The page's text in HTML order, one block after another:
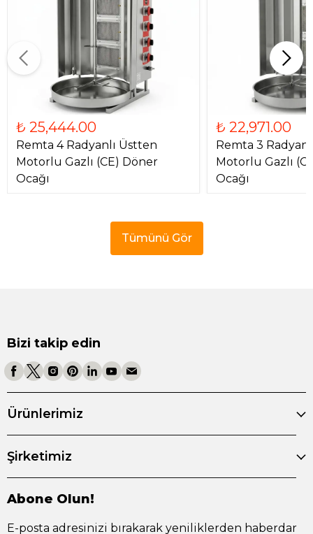
₺ 25,444.00
Remta 4 Radyanlı Üstten
Motorlu Gazlı (CE) Döner
Ocağı
₺ 22,971.00
Remta 3
Motorlu Gazlı
Ocağı
Tümünü Gör
Bizi takip edin
Ürünlerimiz
Şirketimiz
Abone Olun!
E-posta adresinizi bırakarak yeniliklerden haberdar